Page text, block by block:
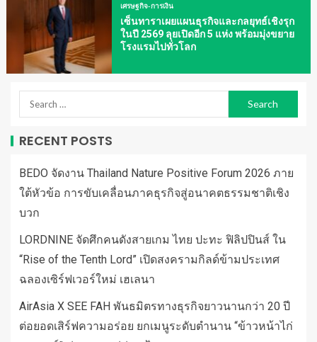
เศรษฐกิจ-การเงิน
เซ็นทาราเผยแผนธุรกิจและกลยุทธ์เชิงรุก
ในปี 2569 ลุยเปิดอีก 5 แห่ง พร้อมมุ่งขยาย
โรงแรมไปทั่วโลก
RECENT POSTS
BEDO จัดงาน Thailand Nature Positive Forum 2026 ภาย
ใต้หัวข้อ การขับเคลื่อนภาคธุรกิจสู่อนาคตธรรมชาติเชิง
บวก
LORDNINE จัดศึกคนดังสายเกม ไทย ปะทะ ฟิลิปปินส์ ใน
“Rise of the Tenth Lord” เปิดสงครามกิลด์ข้ามประเทศ
ฉลองเซิร์ฟเวอร์ใหม่ เฮเลนา
AirAsia X SEE FAH พันธมิตรทางธุรกิจยาวนานกว่า 20 ปี
ต่อยอดเสิร์ฟความอร่อย ยกเมนูระดับตำนาน “ข้าวหน้าไก่